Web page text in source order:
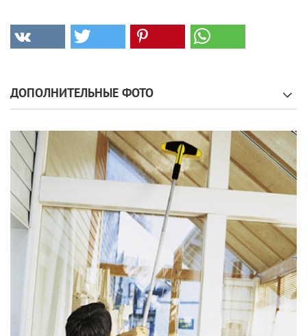
ДОПОЛНИТЕЛЬНЫЕ ФОТО